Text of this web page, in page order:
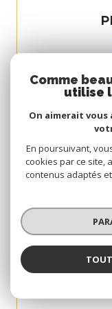
© 2026 | TOUS DROITS
Comme
utilise
On aimerait
En poursuivant,
cookies par ce site,
contenus adaptés
TOUT